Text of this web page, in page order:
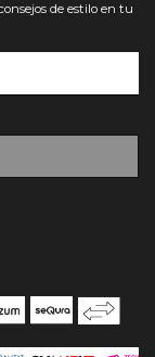
de estilo en tu